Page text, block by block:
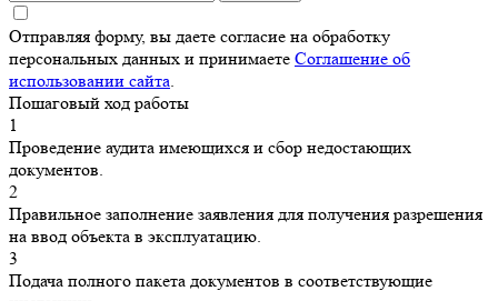
Отправляя форму, вы даете согласие на обработку
персональных данных и принимаете Соглашение об
использовании сайта.
Пошаговый ход работы
1
Проведение аудита имеющихся и сбор недостающих
документов.
2
Правильное заполнение заявления для получения разрешения
на ввод объекта в эксплуатацию.
3
Подача полного пакета документов в соответствующие